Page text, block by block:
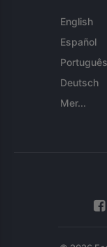
English
Español
Português
Deutsch
Mer...